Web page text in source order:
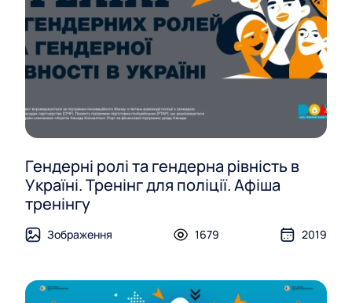
Гендерні ролі та гендерна рівність в
Україні. Тренінг для поліції. Афіша
тренінгу
Зображення 1679 2019